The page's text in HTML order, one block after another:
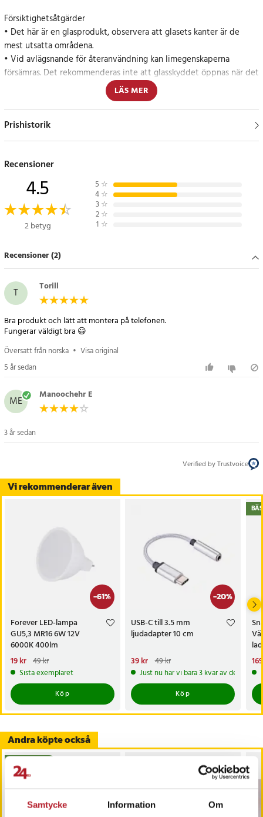
Samtycke Information Om
Försiktighetsåtgärder
• Det här är en glasprodukt, observera att glasets kanter är de
mest utsatta områdena.
• Vid avlägsnande för återanvändning kan limegenskaperna
försämras. Det rekommenderas inte att glasskyddet öppnas när det
• Användning av överdriven kraft vid installation eller borttagning
av skärmskyddet kan skada produkten.
Installationsinstruktioner
2. Ta av skyddsfilmen på glaset
3. Sätt glaset på skärmen
Artikelnummer :80838
LÄS MER
Prishistorik
Vi rekommenderar även
-61%
Forever LED-lampa
GU5,3 MR16 6W 12V
6000K 400lm
Nuvarande pris
pris:49 kr
19 kr 49 kr
Sista exemplaret
Köp
-20%
USB-C till 3.5 mm
ljudadapter 10 cm
Nuvarande pris
39 krTidigare pris:49 kr
39 kr 49 kr
Just nu har vi bara 3 kvar av denna
Köp
Recensioner
4.5
2 betyg
5 ☆
4 ☆
3 ☆
2 ☆
1 ☆
Recensioner (2)
T Torill
Bra produkt och lätt att montera på telefonen.
Fungerar väldigt bra 😃
Översatt från norska • Visa original
5 år sedan
ME Manoochehr E
3 år sedan
Verified by Trustvoice
Andra köpte också